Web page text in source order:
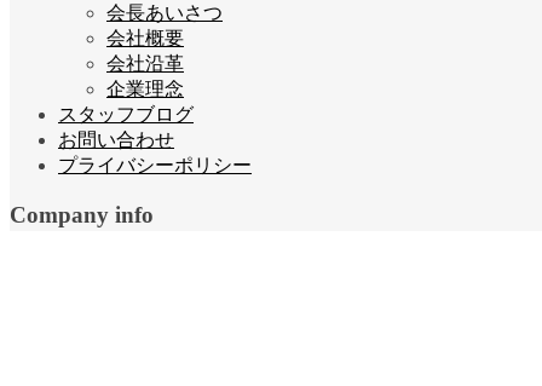
会長あいさつ
会社概要
会社沿革
企業理念
スタッフブログ
お問い合わせ
プライバシーポリシー
Company info